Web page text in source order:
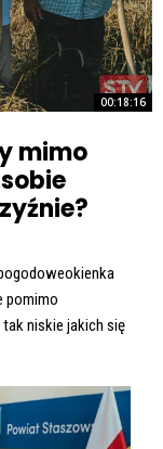
00:18:16
mimo
pomimo
niskie jakich się